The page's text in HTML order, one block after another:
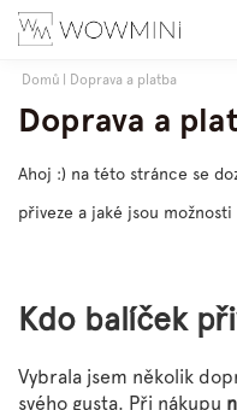
Přejít
Sales
Chlapci
Domů Doprava a platba
Doprava a
Ahoj :) na této stránce se
přiveze a jaké jsou možnosti
Kdo balíček
Vybrala jsem několik
svého gusta. Při nákupu